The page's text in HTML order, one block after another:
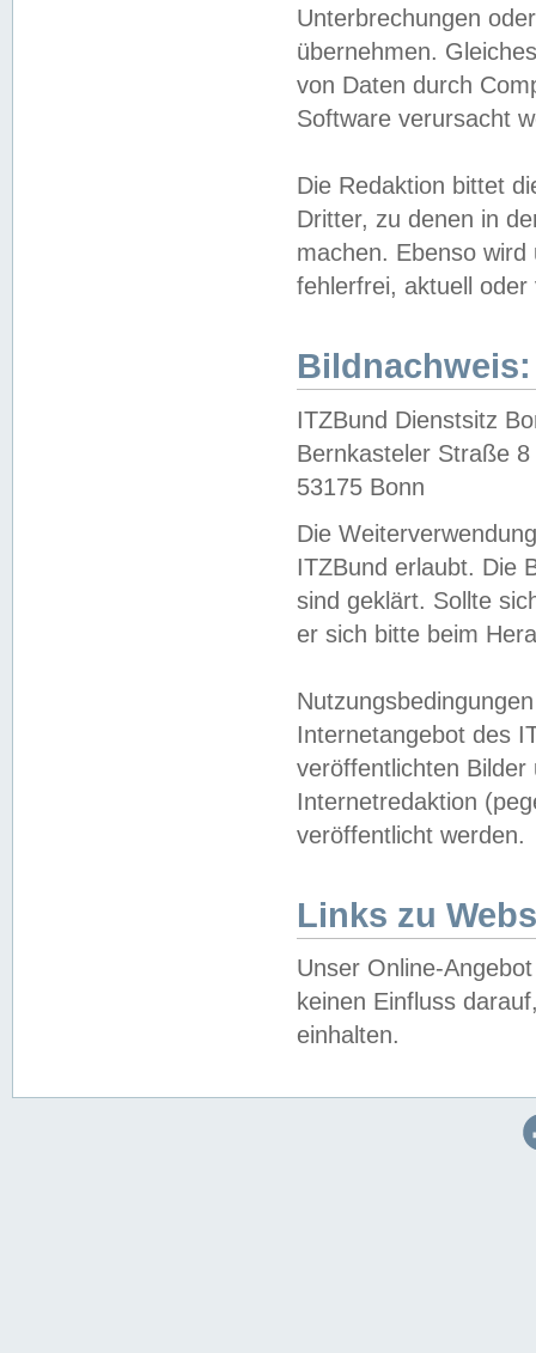
Unterbrechungen
übernehmen.
von Daten durch
Software verursacht
Die Redaktion bittet
Dritter, zu denen in
machen. Ebenso
fehlerfrei, aktuell oder
Bildnachweis:
ITZBund Dienstsitz
Bernkasteler Straße 8
53175 Bonn
Die
ITZBund erlaubt. Die
sind geklärt. Sollte
er sich bitte beim
Internetangebot des
veröffentlichten
Internetredaktion
veröffentlicht werden.
Links zu
Unser Online-
keinen Einfluss
einhalten.